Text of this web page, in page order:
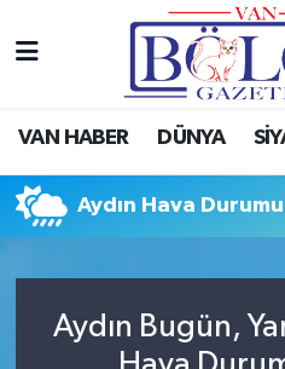
VAN HABER DÜNYA
Aydın Hava Durumu
Aydın Bugün,
Van Haber
Gündem
Spor
Ekonomi
Hava Durumu
Puan Durumu ve Fikstür
Tüm Manşetler
Son Dakika Haberleri